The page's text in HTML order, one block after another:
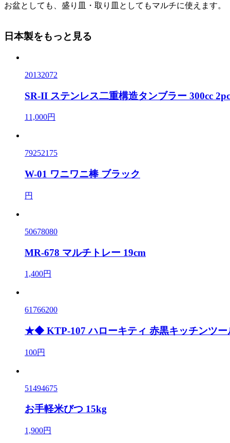
お盆としても、盛り皿・取り皿としてもマルチに使えます。
日本製をもっと見る
20132072
SR-II ステンレス二重構造タンブラー 300cc
11,000円
79252175
W-01 ワニワニ棒 ブラック
円
50678080
MR-678 マルチトレー 19cm
1,400円
61766200
★◆ KTP-107 ハローキティ 赤黒キッチンツ
100円
51494675
お手軽米びつ 15kg
1,900円